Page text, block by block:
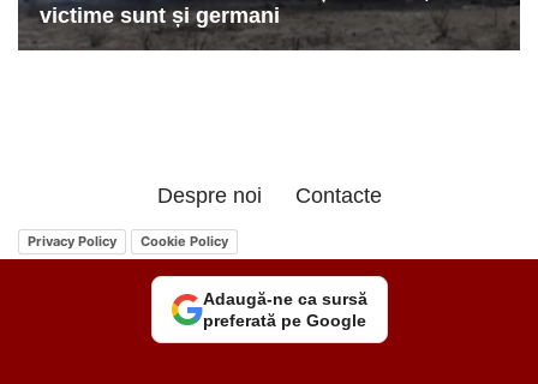
Despre noi Contacte
Privacy Policy Cookie Policy
Adaugă-ne ca sursă
preferată pe Google